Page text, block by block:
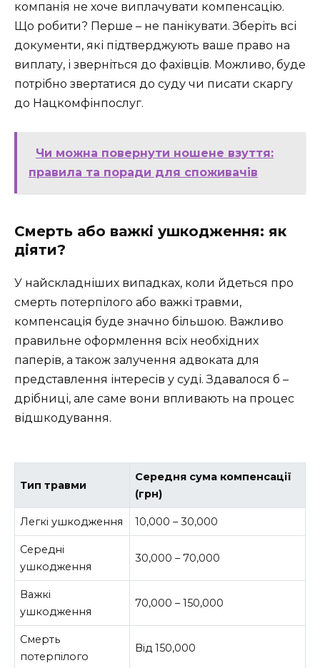
компанія не хоче виплачувати компенсацію.
Що робити? Перше – не панікувати. Зберіть всі
документи, які підтверджують ваше право на
виплату, і зверніться до фахівців. Можливо, буде
потрібно звертатися до суду чи писати скаргу
до Нацкомфінпослуг.
Чи можна повернути ношене взуття:
правила та поради для споживачів
Смерть або важкі ушкодження: як
діяти?
У найскладніших випадках, коли йдеться про
смерть потерпілого або важкі травми,
компенсація буде значно більшою. Важливо
правильне оформлення всіх необхідних
паперів, а також залучення адвоката для
представлення інтересів у суді. Здавалося б –
дрібниці, але саме вони впливають на процес
відшкодування.
Тип травми
Середня сума компенсації
(грн)
Легкі ушкодження 10,000 – 30,000
Середні
ушкодження
30,000 – 70,000
Важкі
ушкодження
70,000 – 150,000
Смерть
потерпілого
Від 150,000